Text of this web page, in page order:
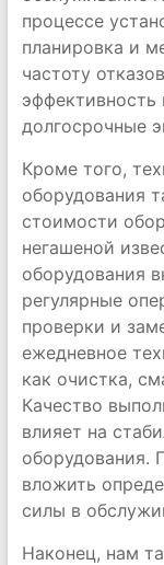
процессе
планировка и
частоту
долгосрочные
Кроме того,
оборудования
стоимости
негашеной
оборудования
регулярные
проверки и
ежедневное
как очистка,
Качество
влияет на
оборудования.
вложить
силы в
Наконец, нам